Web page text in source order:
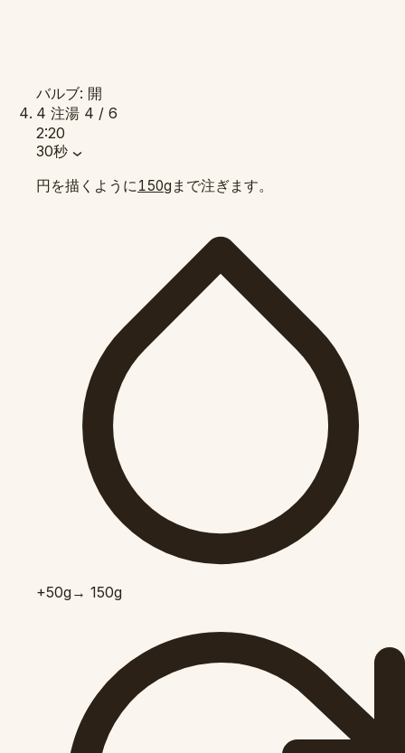
バルブ: 開
4 注湯 4 / 6
2:20
30秒
円を描くように150g まで注ぎます。
+50g→ 150g